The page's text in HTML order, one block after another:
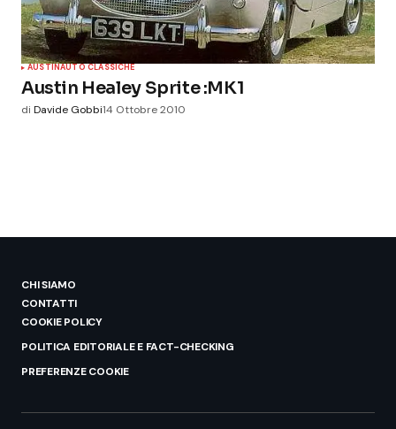
AUSTINAUTO CLASSICHE
Austin Healey Sprite :MK1
di Davide Gobbi14 Ottobre 2010
CHI SIAMO
CONTATTI
COOKIE POLICY
POLITICA EDITORIALE E FACT-CHECKING
PREFERENZE COOKIE